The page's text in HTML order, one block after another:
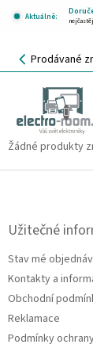
Aktuálně:
Prodávané
RGB
Žádné produkty
Z
Užitečné
Stav mé
Kontakty a
Obchodní
Reklamace
Podmínky